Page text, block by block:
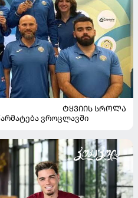
ᲢᲧᲕᲘᲘᲡ ᲡᲠᲝᲚᲐ
ვროცლავში